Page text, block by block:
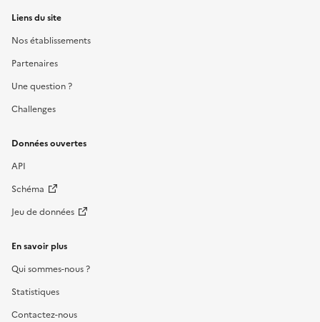
Liens du site
Nos établissements
Partenaires
Une question ?
Challenges
Données ouvertes
API
Schéma
Jeu de données
En savoir plus
Qui sommes-nous ?
Statistiques
Contactez-nous